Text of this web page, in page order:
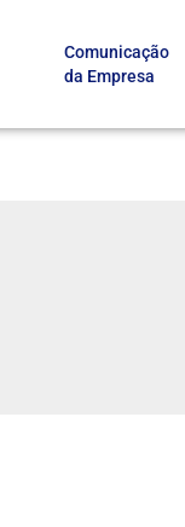
Comunicação
da Empresa